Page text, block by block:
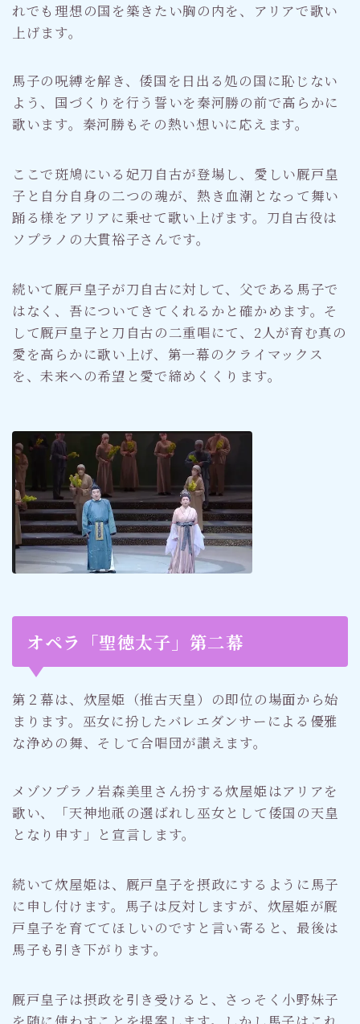
れでも理想の国を築きたい胸の内を、アリアで歌い
上げます。
馬子の呪縛を解き、倭国を日出る処の国に恥じない
よう、国づくりを行う誓いを秦河勝の前で高らかに
歌います。秦河勝もその熱い想いに応えます。
ここで斑鳩にいる妃刀自古が登場し、愛しい厩戸皇
子と自分自身の二つの魂が、熱き血潮となって舞い
踊る様をアリアに乗せて歌い上げます。刀自古役は
ソプラノの大貫裕子さんです。
続いて厩戸皇子が刀自古に対して、父である馬子で
はなく、吾についてきてくれるかと確かめます。そ
して厩戸皇子と刀自古の二重唱にて、2人が育む真の
愛を高らかに歌い上げ、第一幕のクライマックス
を、未来への希望と愛で締めくくります。
オペラ「聖徳太子」第二幕
第２幕は、炊屋姫（推古天皇）の即位の場面から始
まります。巫女に扮したバレエダンサーによる優雅
な浄めの舞、そして合唱団が讃えます。
メゾソプラノ岩森美里さん扮する炊屋姫はアリアを
歌い、「天神地祇の選ばれし巫女として倭国の天皇
となり申す」と宣言します。
続いて炊屋姫は、厩戸皇子を摂政にするように馬子
に申し付けます。馬子は反対しますが、炊屋姫が厩
戸皇子を育ててほしいのですと言い寄ると、最後は
馬子も引き下がります。
厩戸皇子は摂政を引き受けると、さっそく小野妹子